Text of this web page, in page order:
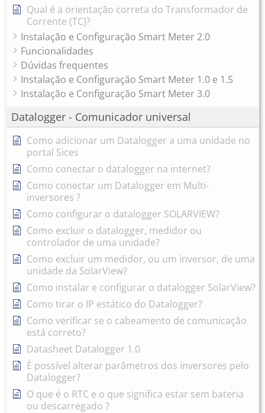
Qual é a orientação correta do Transformador de
Corrente (TC)?
Instalação e Configuração Smart Meter 2.0
Funcionalidades
Dúvidas frequentes
Instalação e Configuração Smart Meter 1.0 e 1.5
Instalação e Configuração Smart Meter 3.0
Datalogger - Comunicador universal
Como adicionar um Datalogger a uma unidade no
portal Sices
Como conectar o datalogger na internet?
Como conectar um Datalogger em Multi-
inversores ?
Como configurar o datalogger SOLARVIEW?
Como excluir o datalogger, medidor ou
controlador de uma unidade?
Como excluir um medidor, ou um inversor, de uma
unidade da SolarView?
Como instalar e configurar o datalogger SolarView?
Como tirar o IP estático do Datalogger?
Como verificar se o cabeamento de comunicação
está correto?
Datasheet Datalogger 1.0
É possível alterar parâmetros dos inversores pelo
Datalogger?
O que é o RTC e o que significa estar sem bateria
ou descarregado ?